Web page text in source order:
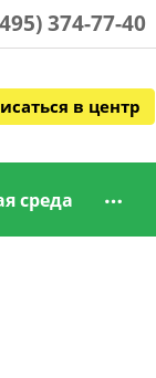
374-77-40
в центр
среда